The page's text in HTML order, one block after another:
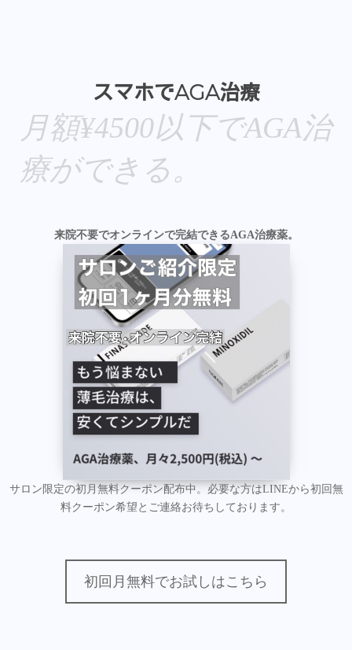
スマホでAGA治療
月額¥4500以下でAGA治
療ができる。
来院不要でオンラインで完結できるAGA治療薬。
サロン限定の初月無料クーポン配布中。必要な方はLINEから初回無
料クーポン希望とご連絡お待ちしております。
初回月無料でお試しはこちら